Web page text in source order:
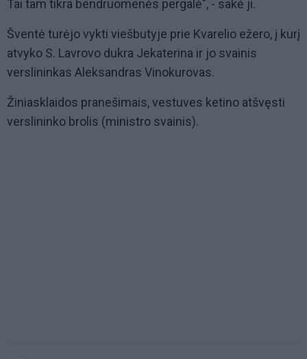
Tai tam tikra bendruomenės pergalė", - sakė ji.
Šventė turėjo vykti viešbutyje prie Kvarelio ežero, į kurį
atvyko S. Lavrovo dukra Jekaterina ir jo svainis
verslininkas Aleksandras Vinokurovas.
Žiniasklaidos pranešimais, vestuves ketino atšvęsti
verslininko brolis (ministro svainis).